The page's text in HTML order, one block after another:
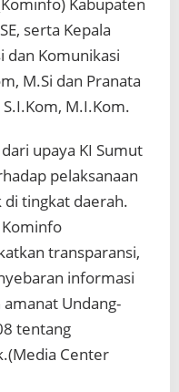
Kabupaten
serta Kepala
dan Komunikasi
M.Si dan Pranata
M.I.Kom.
upaya KI Sumut
pelaksanaan
tingkat daerah.
transparansi,
informasi
Undang-
tentang
Center